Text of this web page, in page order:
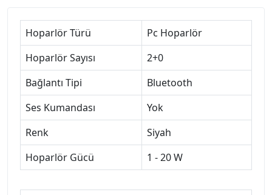
Hoparlör Türü
Pc Hoparlör
Hoparlör Sayısı
2+0
Bağlantı Tipi
Bluetooth
Ses Kumandası
Yok
Renk
Siyah
Hoparlör Gücü
1 - 20 W